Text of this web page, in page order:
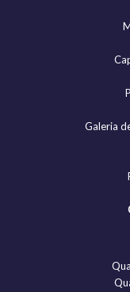
Galeria